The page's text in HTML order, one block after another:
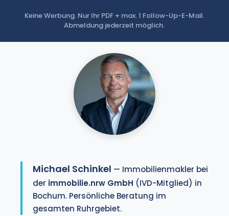
Keine Werbung. Nur Ihr PDF + max. 1 Follow-Up-E-Mail.
Abmeldung jederzeit möglich.
Michael Schinkel — Immobilienmakler bei
der immobilie.nrw GmbH (IVD-Mitglied) in
Bochum. Persönliche Beratung im
gesamten Ruhrgebiet.